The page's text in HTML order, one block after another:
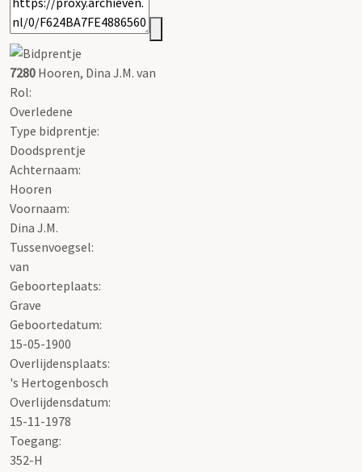
7280 Hooren, Dina J.M. van
Rol:
Overledene
Type bidprentje:
Doodsprentje
Achternaam:
Hooren
Voornaam:
Dina J.M.
Tussenvoegsel:
van
Geboorteplaats:
Grave
Geboortedatum:
15-05-1900
Overlijdensplaats:
's Hertogenbosch
Overlijdensdatum:
15-11-1978
Toegang:
352-H